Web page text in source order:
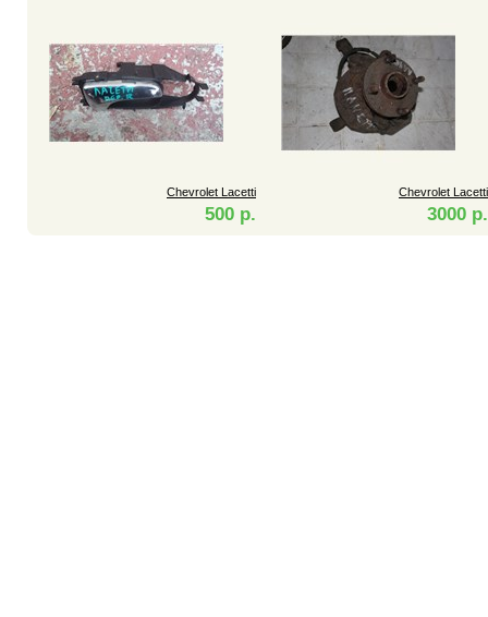
Chevrolet Lacetti
500 р.
Chevrolet Lacetti
3000 р.